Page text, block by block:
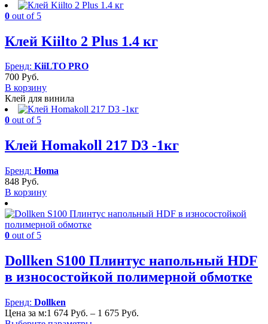
0 out of 5
Клей Kiilto 2 Plus 1.4 кг
Бренд: KiiLTO PRO
700 Руб.
В корзину
Клей для винила
0 out of 5
Клей Homakoll 217 D3 -1кг
Бренд: Homa
848 Руб.
В корзину
0 out of 5
Dollken S100 Плинтус напольный HDF
в износостойкой полимерной обмотке
Бренд: Dollken
Цена за м:1 674 Руб. – 1 675 Руб.